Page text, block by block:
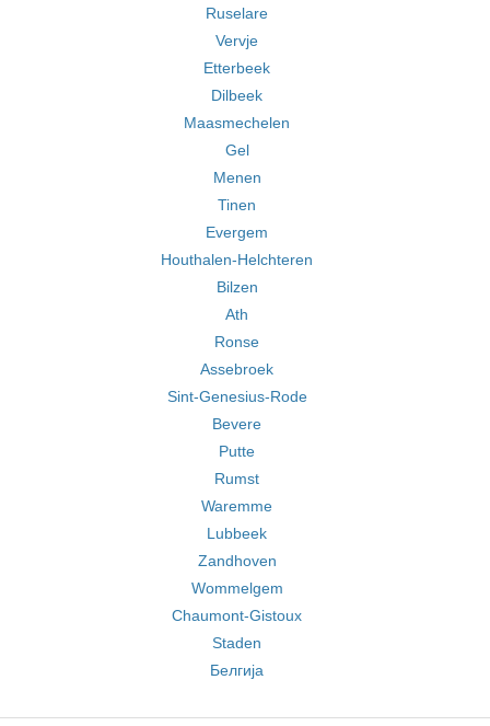
Ruselare
Vervje
Etterbeek
Dilbeek
Maasmechelen
Gel
Menen
Tinen
Evergem
Houthalen-Helchteren
Bilzen
Ath
Ronse
Assebroek
Sint-Genesius-Rode
Bevere
Putte
Rumst
Waremme
Lubbeek
Zandhoven
Wommelgem
Chaumont-Gistoux
Staden
Белгија